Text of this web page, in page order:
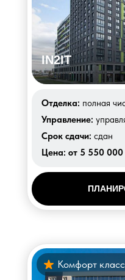
Комфорт класс
IN2IT
Цена: от 5 550 000
Срок сдачи: сдан
Управление:
Отделка: полная